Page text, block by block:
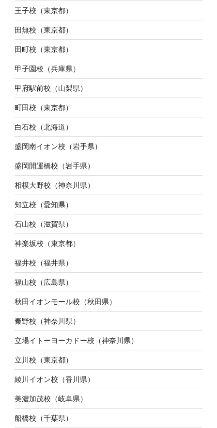
王子校（東京都）
田無校（東京都）
田町校（東京都）
甲子園校（兵庫県）
甲府駅前校（山梨県）
町田校（東京都）
白石校（北海道）
盛岡南イオン校（岩手県）
盛岡開運橋校（岩手県）
相模大野校（神奈川県）
知立校（愛知県）
石山校（滋賀県）
神楽坂校（東京都）
福井校（福井県）
福山校（広島県）
秋田イオンモール校（秋田県）
秦野校（神奈川県）
立場イトーヨーカドー校（神奈川県）
立川校（東京都）
綾川イオン校（香川県）
美濃加茂校（岐阜県）
船橋校（千葉県）